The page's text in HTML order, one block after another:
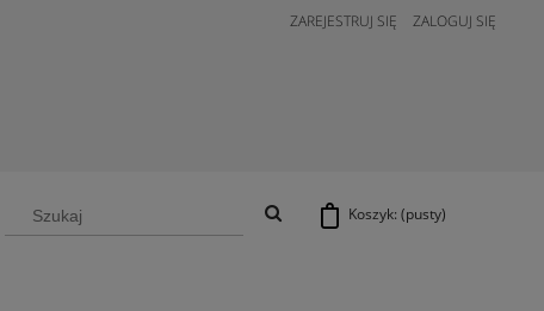
ZAREJESTRUJ SIĘ ZALOGUJ SIĘ
Koszyk: (pusty)